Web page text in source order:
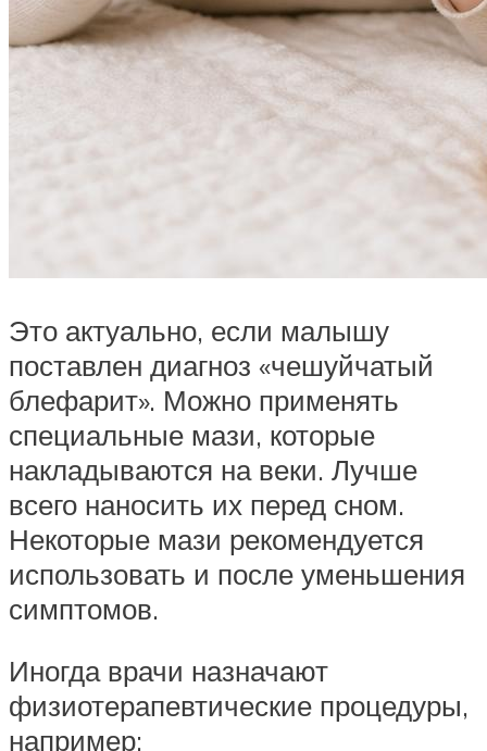
Это актуально, если малышу
поставлен диагноз «чешуйчатый
блефарит». Можно применять
специальные мази, которые
накладываются на веки. Лучше
всего наносить их перед сном.
Некоторые мази рекомендуется
использовать и после уменьшения
симптомов.
Иногда врачи назначают
физиотерапевтические процедуры,
например: